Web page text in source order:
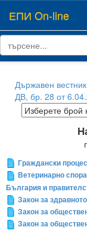
ЕПИ On-line
Държавен вестник
ДВ, бр. 28 от
Граждански
Ветеринарно
България и
Закон за
Закон за
Закон за